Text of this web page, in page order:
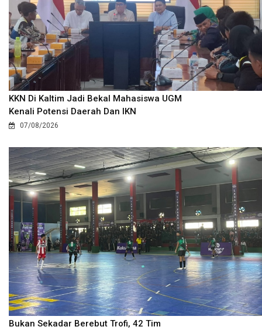
KKN Di Kaltim Jadi Bekal Mahasiswa UGM
Kenali Potensi Daerah Dan IKN
07/08/2026
Bukan Sekadar Berebut Trofi, 42 Tim